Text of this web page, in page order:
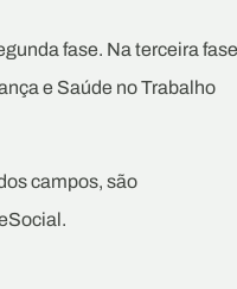
fase. Na terceira
e Saúde no Trabalho
campos, são